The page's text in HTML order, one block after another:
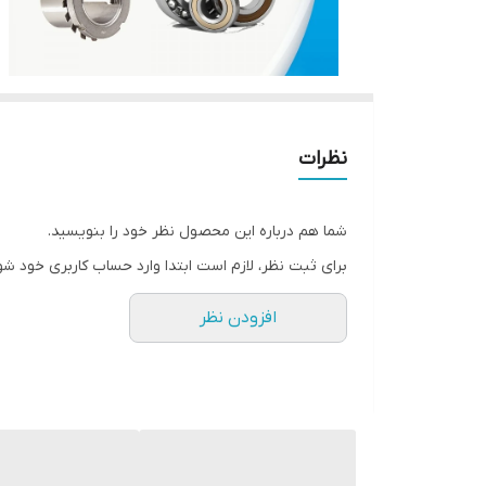
نظرات
شما هم درباره این محصول نظر خود را بنویسید.
برای ثبت نظر، لازم است ابتدا وارد حساب کاربری خود
افزودن نظر